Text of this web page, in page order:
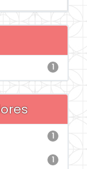
1
1
1